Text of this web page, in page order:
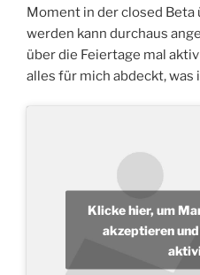
Moment in der closed
werden kann durchaus
über die Feiertage mal
alles für mich abdeckt, was
Klicke hier, um
akzeptieren